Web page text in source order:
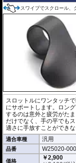
スワイプでスクロール、
スロットルにワンタッチ
にサポートします。ロン
するのは意外と疲労がた
だけでなく、手の平でも
適さに手放すことができな
適合車種 汎用
品番 W25020-000
価格
￥2,900